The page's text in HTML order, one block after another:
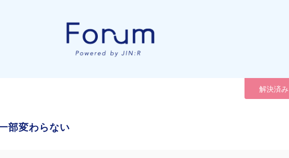
解決済み
部変わらない